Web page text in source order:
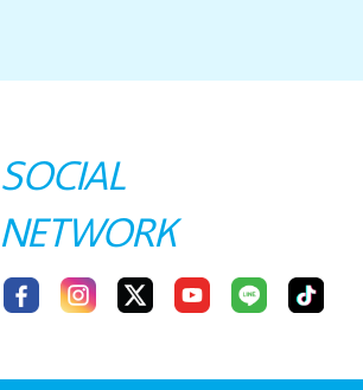
SOCIAL
NETWORK